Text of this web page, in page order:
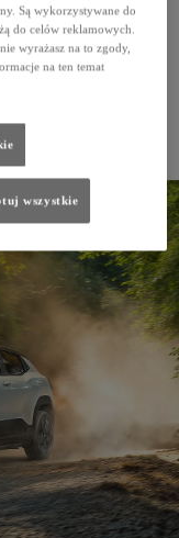
Są wykorzystywane do
do celów reklamowych.
wyrażasz na to zgody,
na ten temat
wszystkie